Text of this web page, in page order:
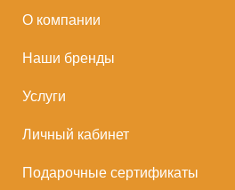
О компании
Наши бренды
Услуги
Личный кабинет
Подарочные сертификаты